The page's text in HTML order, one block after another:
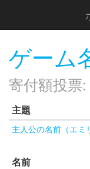
ゲーム
寄付額投票
主題
主人公の名前（エミ
名前